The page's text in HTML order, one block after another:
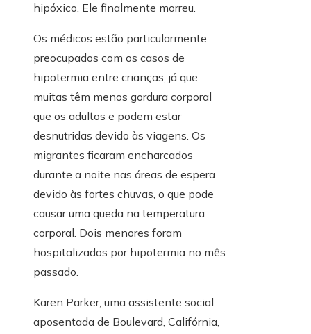
hipóxico. Ele finalmente morreu.
Os médicos estão particularmente
preocupados com os casos de
hipotermia entre crianças, já que
muitas têm menos gordura corporal
que os adultos e podem estar
desnutridas devido às viagens. Os
migrantes ficaram encharcados
durante a noite nas áreas de espera
devido às fortes chuvas, o que pode
causar uma queda na temperatura
corporal. Dois menores foram
hospitalizados por hipotermia no mês
passado.
Karen Parker, uma assistente social
aposentada de Boulevard, Califórnia,